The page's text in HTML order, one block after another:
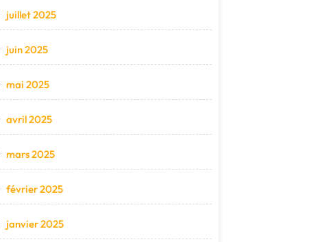
juillet 2025
juin 2025
mai 2025
avril 2025
mars 2025
février 2025
janvier 2025